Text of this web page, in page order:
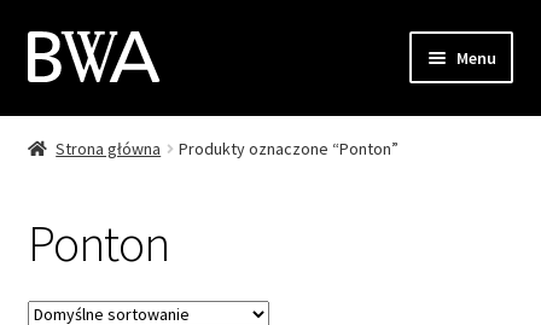
Przejdź
do
Przejdź
do
Menu
SklepStrona główna Produkty oznaczone “Ponton”
Ponton